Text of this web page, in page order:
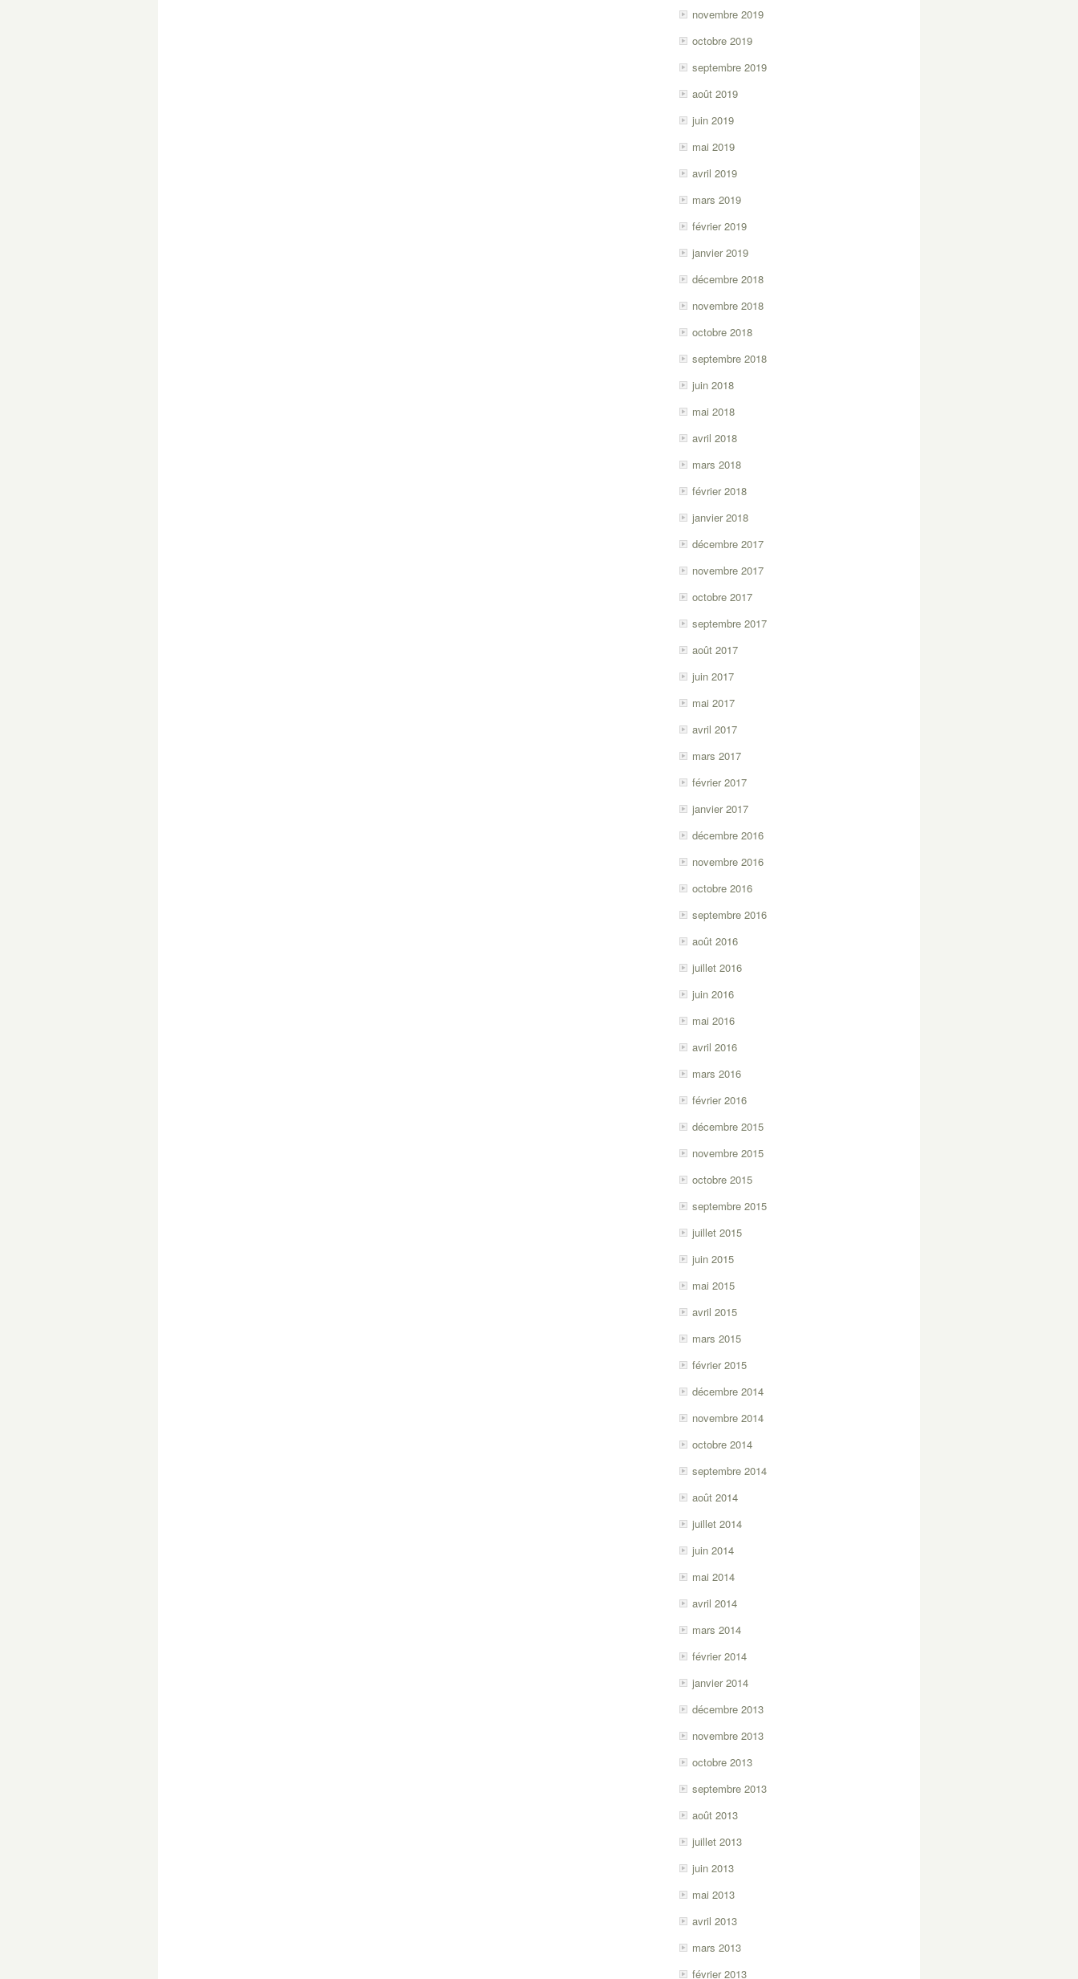
novembre 2019
octobre 2019
septembre 2019
août 2019
juin 2019
mai 2019
avril 2019
mars 2019
février 2019
janvier 2019
décembre 2018
novembre 2018
octobre 2018
septembre 2018
juin 2018
mai 2018
avril 2018
mars 2018
février 2018
janvier 2018
décembre 2017
novembre 2017
octobre 2017
septembre 2017
août 2017
juin 2017
mai 2017
avril 2017
mars 2017
février 2017
janvier 2017
décembre 2016
novembre 2016
octobre 2016
septembre 2016
août 2016
juillet 2016
juin 2016
mai 2016
avril 2016
mars 2016
février 2016
décembre 2015
novembre 2015
octobre 2015
septembre 2015
juillet 2015
juin 2015
mai 2015
avril 2015
mars 2015
février 2015
décembre 2014
novembre 2014
octobre 2014
septembre 2014
août 2014
juillet 2014
juin 2014
mai 2014
avril 2014
mars 2014
février 2014
janvier 2014
décembre 2013
novembre 2013
octobre 2013
septembre 2013
août 2013
juillet 2013
juin 2013
mai 2013
avril 2013
mars 2013
février 2013